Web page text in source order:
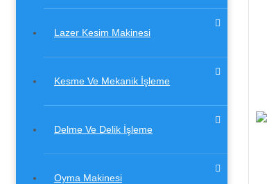
Lazer Kesim Makinesi
Kesme Ve Mekanik İşleme
Delme Ve Delik İşleme
Oyma Makinesi